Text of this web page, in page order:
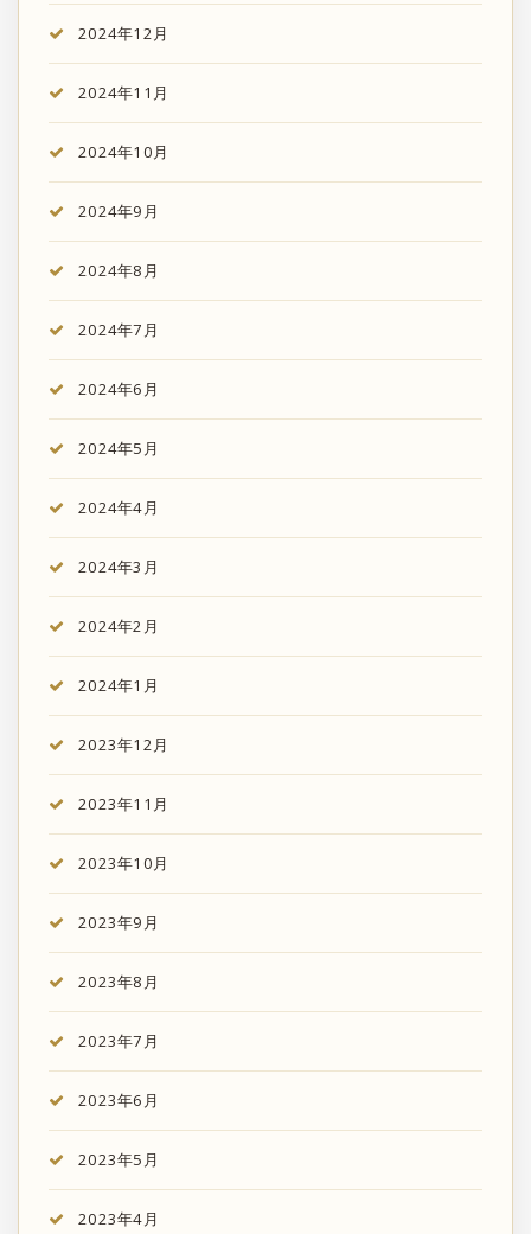
2024年12月
2024年11月
2024年10月
2024年9月
2024年8月
2024年7月
2024年6月
2024年5月
2024年4月
2024年3月
2024年2月
2024年1月
2023年12月
2023年11月
2023年10月
2023年9月
2023年8月
2023年7月
2023年6月
2023年5月
2023年4月